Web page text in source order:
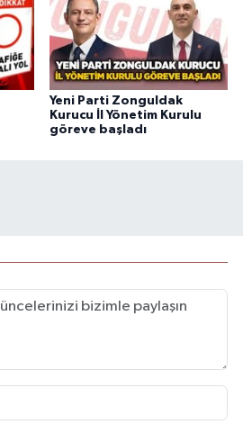
Yeni Parti Zonguldak
Kurucu İl Yönetim Kurulu
göreve başladı